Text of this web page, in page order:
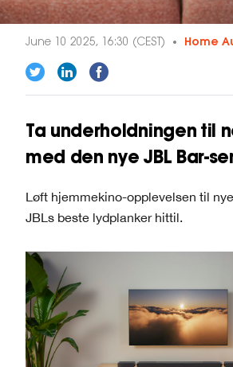
June 10 2025, 16:30 (CEST) Home
Ta underholdningen til
med den nye JBL Bar-
Løft hjemmekino-opplevelsen til
JBLs beste lydplanker hittil.